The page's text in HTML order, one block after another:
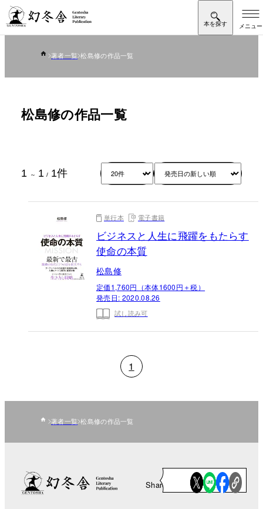
著者一覧 松島修の作品一覧
松島修の作品一覧
1 ～ 1 / 1件
単行本 電子書籍
ビジネスと人生に飛躍をもたらす
使命の本質
松島修
定価1,760円（本体1600円＋税）
発売日: 2020.08.26
試し読み可
1
著者一覧 松島修の作品一覧
Share